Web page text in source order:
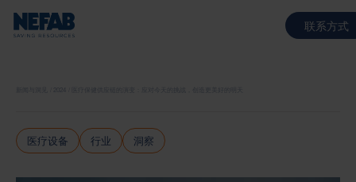
联系方式
医疗保健供应链的演变：应对今天的挑战，创造更美好的明天
医疗设备 行业 洞察